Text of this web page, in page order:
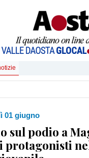
01 giugno
sul podio a
protagonisti